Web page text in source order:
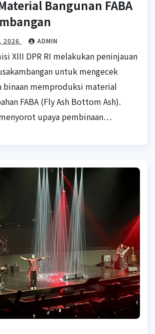
Bangunan FABA
2026 ADMIN
XIII DPR RI melakukan peninjauan
untuk mengecek
binaan memproduksi material
FABA (Fly Ash Bottom Ash).
upaya pembinaan…